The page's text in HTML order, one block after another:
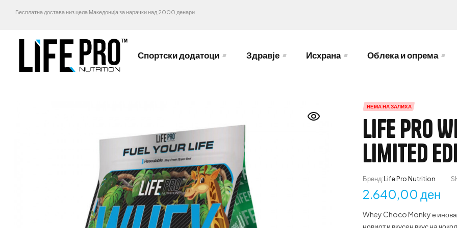
Бесплатна достава низ цела Македонија за нарачки над 2000 денари
Спортски додатоци Здравје Исхрана Облека и опрема
НЕМА НА ЗАЛИХА
Life Pro
Limited
Бренд:Life Pro Nutrition
2.640,00 ден
Whey Choco Monky е
новиот и вкусен вкус на